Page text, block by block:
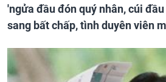
'ngửa đầu đón quý nhân, cúi
sang bất chấp, tình duyên viên